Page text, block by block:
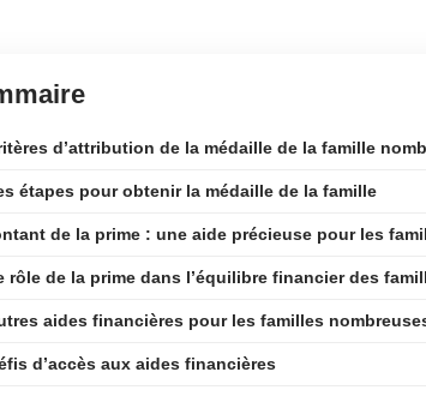
d’attribution de la médaille de la famille
étapes pour obtenir la médaille de la famille
de la prime : une aide précieuse pour les
rôle de la prime dans l’équilibre financier des
aides financières pour les familles
d’accès aux aides financières